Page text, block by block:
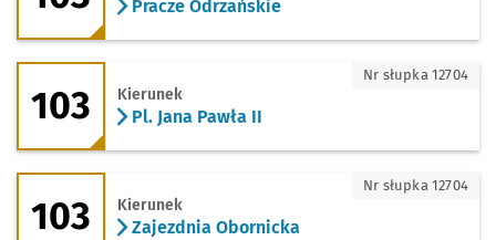
Pracze Odrzańskie
103 - kierunek Pl. Jana Pawła II
103 Kierunek
Pl. Jana Pawła II
Nr słupka 12704
103 - kierunek Zajezdnia Obornicka
103 Kierunek
Zajezdnia Obornicka
Nr słupka 12704